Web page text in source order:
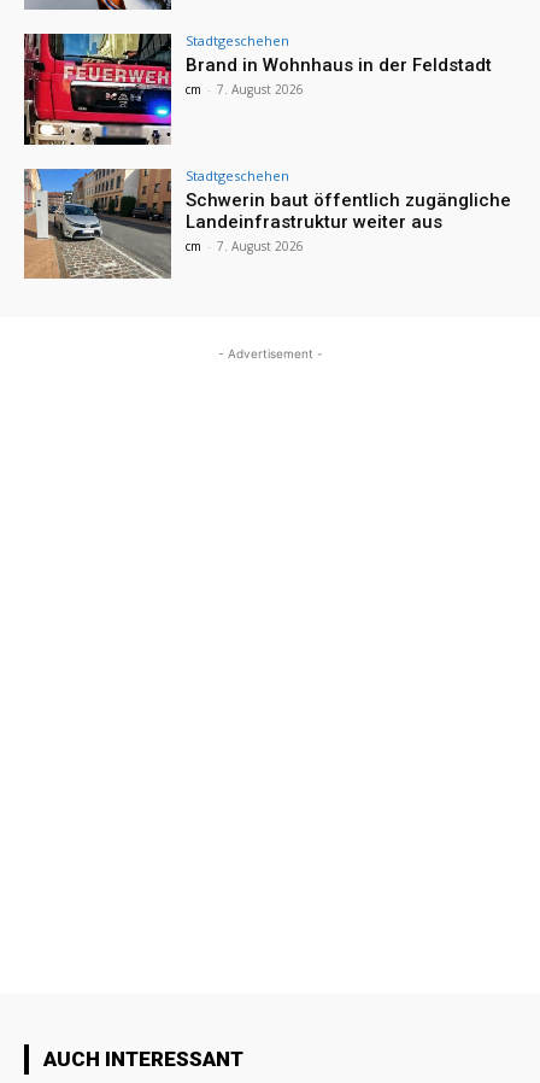
Stadtgeschehen
Brand in Wohnhaus in der Feldstadt
cm - 7. August 2026
Stadtgeschehen
Schwerin baut öffentlich zugängliche
Landeinfrastruktur weiter aus
cm - 7. August 2026
- Advertisement -
AUCH INTERESSANT